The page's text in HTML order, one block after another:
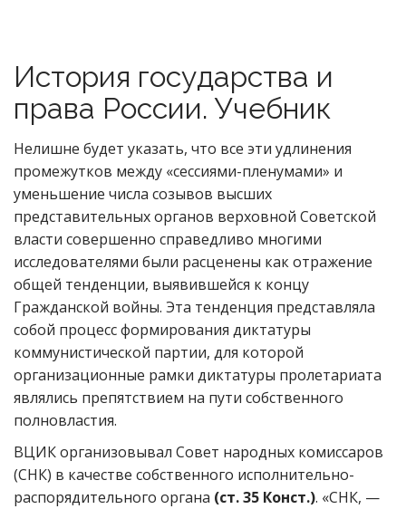
История государства и
права России. Учебник
Нелишне будет указать, что все эти удлинения
промежутков между «сессиями-пленумами» и
уменьшение числа созывов высших
представительных органов верховной Советской
власти совершенно справедливо многими
исследователями были расценены как отражение
общей тенденции, выявившейся к концу
Гражданской войны. Эта тенденция представляла
собой процесс формирования диктатуры
коммунистической партии, для которой
организационные рамки диктатуры пролетариата
являлись препятствием на пути собственного
полновластия.
ВЦИК организовывал Совет народных комиссаров
(СНК) в качестве собственного исполнительно-
распорядительного органа (ст. 35 Конст.). «СНК, —